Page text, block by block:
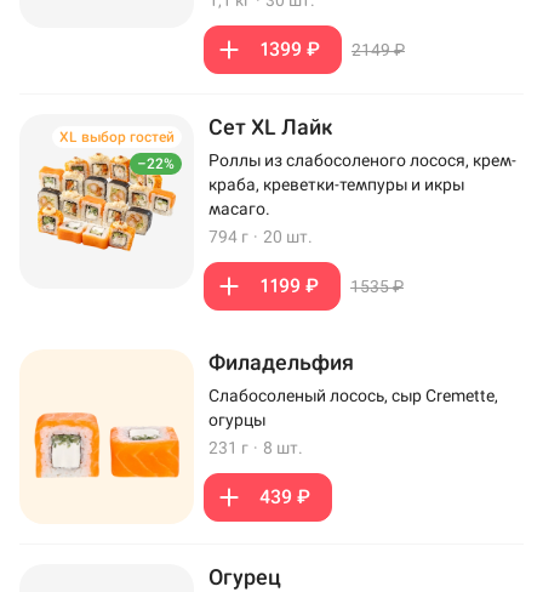
1399 ₽ 2149 ₽
–22%
XL выбор гостей Сет XL Лайк
Роллы из слабосоленого лосося, крем-
краба, креветки-темпуры и икры
масаго.
794 г · 20 шт.
1199 ₽ 1535 ₽
Филадельфия
Слабосоленый лосось, сыр Cremette,
огурцы
231 г · 8 шт.
439 ₽
Огурец